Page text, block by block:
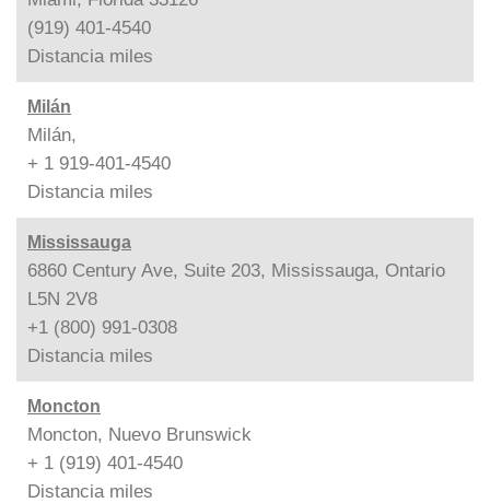
(919) 401-4540
Distancia miles
Milán
Milán,
+ 1 919-401-4540
Distancia miles
Mississauga
6860 Century Ave, Suite 203, Mississauga, Ontario
L5N 2V8
+1 (800) 991-0308
Distancia miles
Moncton
Moncton, Nuevo Brunswick
+ 1 (919) 401-4540
Distancia miles